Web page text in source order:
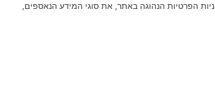
הפרטיות הנהוגה באתר, את סוגי המידע הנאספים,